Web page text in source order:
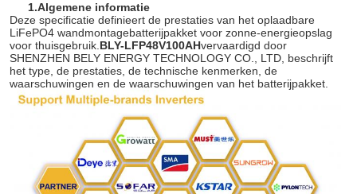
1.Algemene informatie
Deze specificatie definieert de prestaties van het oplaadbare
LiFePO4 wandmontagebatterijpakket voor zonne-energieopslag
voor thuisgebruik.BLY-LFP48V100AHvervaardigd door
SHENZHEN BELY ENERGY TECHNOLOGY CO., LTD, beschrijft
het type, de prestaties, de technische kenmerken, de
waarschuwingen en de waarschuwingen van het batterijpakket.